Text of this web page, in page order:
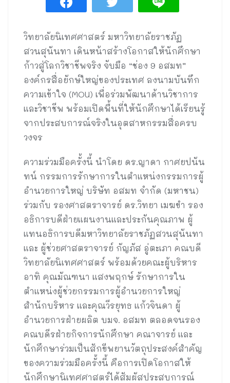
วิทยาลัยนิเทศศาสตร์ มหาวิทยาลัยราชภัฏ
สวนสุนันทา เดินหน้าสร้างโอกาสให้นักศึกษา
ก้าวสู่โลกวิชาชีพจริง จับมือ “ช่อง 9 อสมท”
องค์กรสื่อยักษ์ใหญ่ของประเทศ ลงนามบันทึก
ความเข้าใจ (MOU) เพื่อร่วมพัฒนาด้านวิชาการ
และวิชาชีพ พร้อมเปิดพื้นที่ให้นักศึกษาได้เรียนรู้
จากประสบการณ์จริงในอุตสาหกรรมสื่อครบ
วงจร
ความร่วมมือครั้งนี้ นำโดย ดร.ญาดา กาศยปนัน
ทน์ กรรมการรักษาการในตำแหน่งกรรมการผู้
อำนวยการใหญ่ บริษัท อสมท จำกัด (มหาชน)
ร่วมกับ รองศาสตราจารย์ ดร.วิทยา เมฆขำ รอง
อธิการบดีฝ่ายแผนงานและประกันคุณภาพ ผู้
แทนอธิการบดีมหาวิทยาลัยราชภัฏสวนสุนันทา
และ ผู้ช่วยศาสตราจารย์ กัญภัส อู่ตะเภา คณบดี
วิทยาลัยนิเทศศาสตร์ พร้อมด้วยคณะผู้บริหาร
อาทิ คุณมัณฑนา แสงพฤกษ์ รักษาการใน
ตำแหน่งผู้ช่วยกรรมการผู้อำนวยการใหญ่
สำนักบริหาร และคุณวีรยุทธ แก้วจินดา ผู้
อำนวยการฝ่ายผลิต บมจ. อสมท ตลอดจนรอง
คณบดีรฝ่ายกิจการนักศึกษา คณาจารย์ และ
นักศึกษาร่วมเป็นสักขีพยานวัตถุประสงค์สำคัญ
ของความร่วมมือครั้งนี้ คือการเปิดโอกาสให้
นักศึกษานิเทศศาสตร์ได้สัมผัสประสบการณ์